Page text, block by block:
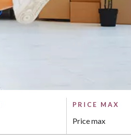
PRICE MAX